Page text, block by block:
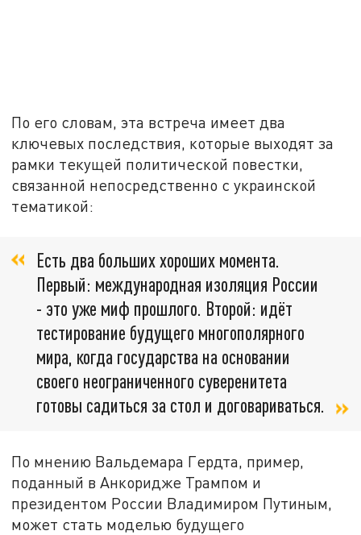
По его словам, эта встреча имеет два
ключевых последствия, которые выходят за
рамки текущей политической повестки,
связанной непосредственно с украинской
тематикой:
Есть два больших хороших момента.
Первый: международная изоляция России
- это уже миф прошлого. Второй: идёт
тестирование будущего многополярного
мира, когда государства на основании
своего неограниченного суверенитета
готовы садиться за стол и договариваться.
По мнению Вальдемара Гердта, пример,
поданный в Анкоридже Трампом и
президентом России Владимиром Путиным,
может стать моделью будущего